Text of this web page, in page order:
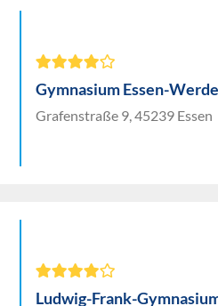
Gymnasium Essen-
Grafenstraße 9, 45239 Essen
Ludwig-Frank-